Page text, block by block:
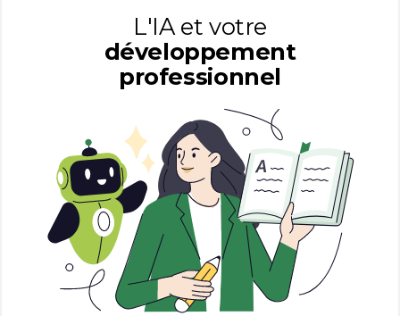
L'IA et votre
développement
professionnel